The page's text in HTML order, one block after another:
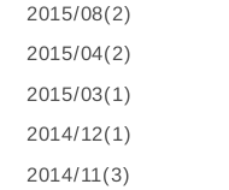
2015/08(2)
2015/04(2)
2015/03(1)
2014/12(1)
2014/11(3)